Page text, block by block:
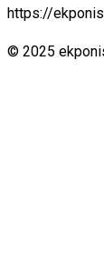
https://
© 2025